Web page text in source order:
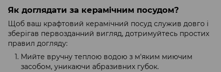
Як доглядати за керамічним посудом?
Щоб ваш крафтовий керамічний посуд служив довго і
зберігав первозданний вигляд, дотримуйтесь простих
правил догляду:
Мийте вручну теплою водою з м'яким миючим
засобом, уникаючи абразивних губок.